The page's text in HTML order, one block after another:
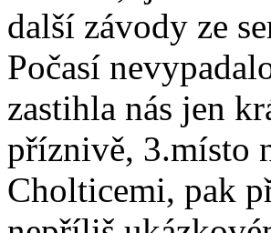
další závody ze
Počasí
zastihla nás jen
příznivě, 3.místo
Cholticemi, pak